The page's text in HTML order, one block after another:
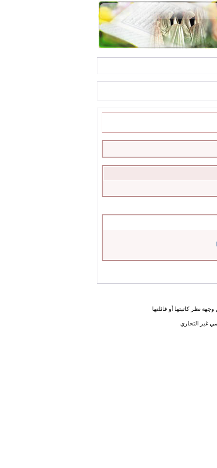
نظر كاتبتها أو قائلتها
غير التجاري